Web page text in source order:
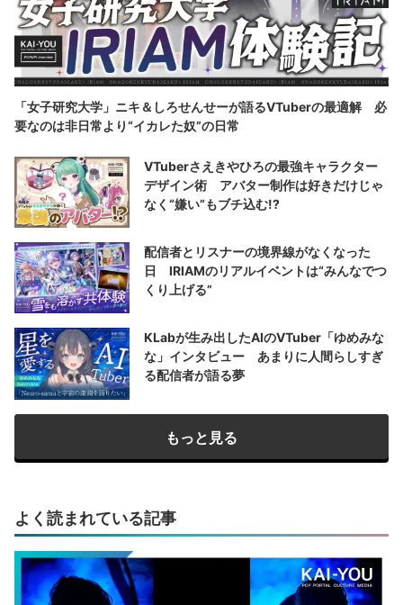
「女子研究大学」ニキ＆しろせんせーが語るVTuberの最適解 必
要なのは非日常より“イカレた奴”の日常
VTuberさえきやひろの最強キャラクター
デザイン術 アバター制作は好きだけじゃ
なく“嫌い”もブチ込む!?
配信者とリスナーの境界線がなくなった
日 IRIAMのリアルイベントは“みんなでつ
くり上げる”
KLabが生み出したAIのVTuber「ゆめみな
な」インタビュー あまりに人間らしすぎ
る配信者が語る夢
もっと見る
よく読まれている記事